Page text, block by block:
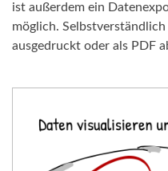
ist außerdem ein
möglich.
ausgedruckt oder als PDF